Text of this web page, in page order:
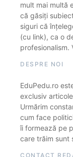
mult mai multă
că găsiți
siguri că
(cu link), ca o
profesionalism.
DESPRE NOI
EduPedu.ro
exclusiv
Urmărim
cum face
îi formează pe
care trăim sunt
CONTACT